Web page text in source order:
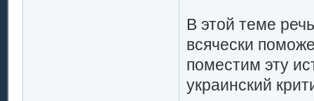
В этой теме
всячески
поместим эту
украинский